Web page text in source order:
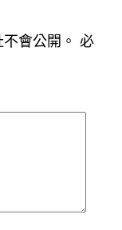
會公開。 必